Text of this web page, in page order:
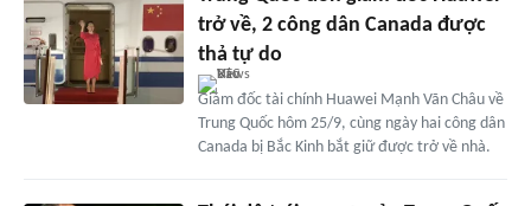
trở về, 2 công dân Canada được
thả tự do
Giám đốc tài chính Huawei Mạnh Vãn Châu về
Trung Quốc hôm 25/9, cùng ngày hai công dân
Canada bị Bắc Kinh bắt giữ được trở về nhà.